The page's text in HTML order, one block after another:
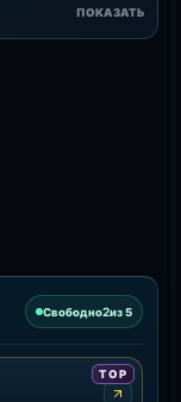
ПОКАЗАТЬ
Свободно2из 5
TOP